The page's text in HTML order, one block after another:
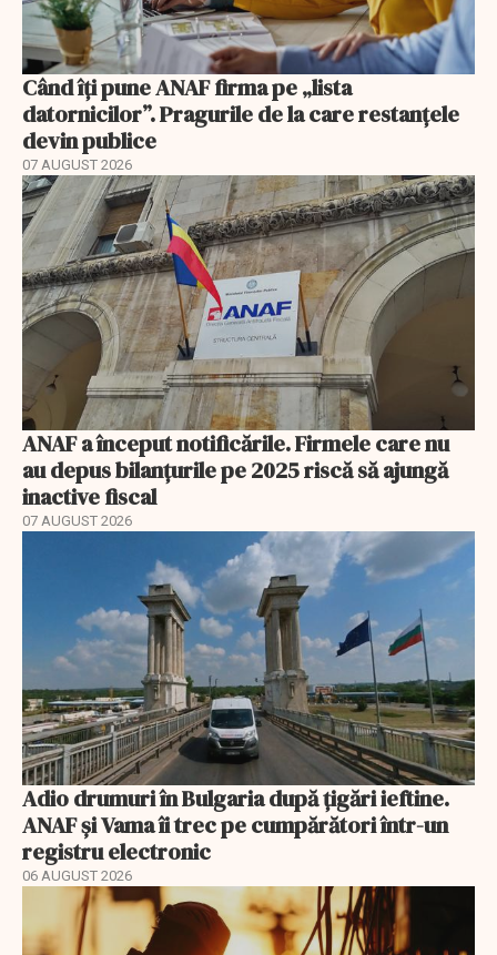
Când îți pune ANAF firma pe „lista
datornicilor”. Pragurile de la care restanțele
devin publice
07 AUGUST 2026
ANAF a început notificările. Firmele care nu
au depus bilanțurile pe 2025 riscă să ajungă
inactive fiscal
07 AUGUST 2026
Adio drumuri în Bulgaria după țigări ieftine.
ANAF și Vama îi trec pe cumpărători într-un
registru electronic
06 AUGUST 2026